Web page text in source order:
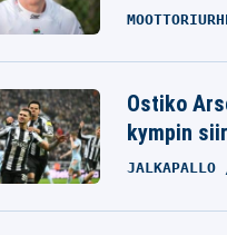
Ostiko
kympin
JALKAPALLO